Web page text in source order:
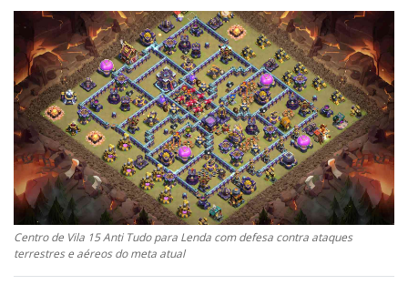
Centro de Vila 15 Anti Tudo para Lenda com defesa contra ataques
terrestres e aéreos do meta atual